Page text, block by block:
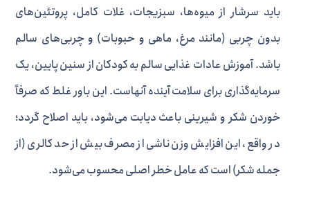
باید سرشار از میوه‌ها، سبزیجات، غلات کامل، پروتئین‌های
بدون چربی (مانند مرغ، ماهی و حبوبات) و چربی‌های سالم
باشد. آموزش عادات غذایی سالم به کودکان از سنین پایین، یک
سرمایه‌گذاری برای سلامت آینده آنهاست. این باور غلط که صرفاً
خوردن شکر و شیرینی باعث دیابت می‌شود، باید اصلاح گردد؛
در واقع، این افزایش وزن ناشی از مصرف بیش از حد کالری (از
جمله شکر) است که عامل خطر اصلی محسوب می‌شود.